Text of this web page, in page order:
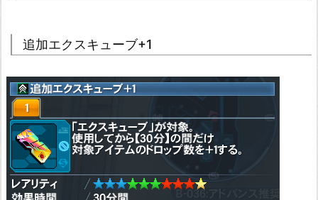
追加エクスキューブ+1